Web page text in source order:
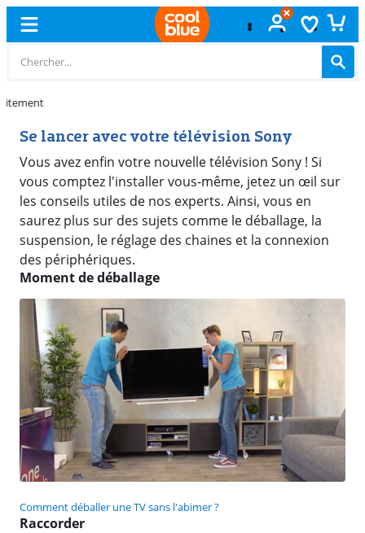
Se lancer avec votre télévision Sony
Vous avez enfin votre nouvelle télévision Sony ! Si
vous comptez l'installer vous-même, jetez un œil sur
les conseils utiles de nos experts. Ainsi, vous en
saurez plus sur des sujets comme le déballage, la
suspension, le réglage des chaines et la connexion
des périphériques.
Moment de déballage
Comment déballer une TV sans l'abimer ?
Raccorder